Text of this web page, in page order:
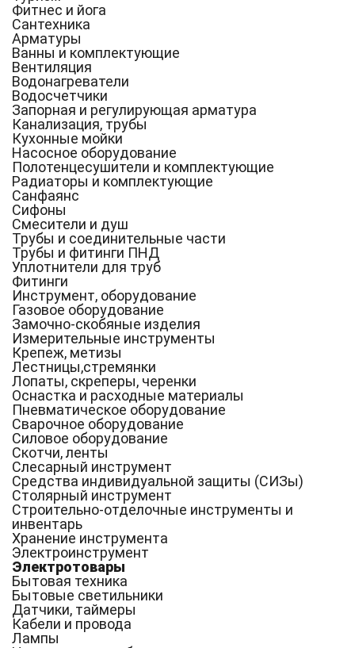
Фитнес и йога
Сантехника
Арматуры
Ванны и комплектующие
Вентиляция
Водонагреватели
Водосчетчики
Запорная и регулирующая арматура
Канализация, трубы
Кухонные мойки
Насосное оборудование
Полотенцесушители и комплектующие
Радиаторы и комплектующие
Санфаянс
Сифоны
Смесители и душ
Трубы и соединительные части
Трубы и фитинги ПНД
Уплотнители для труб
Фитинги
Инструмент, оборудование
Газовое оборудование
Замочно-скобяные изделия
Измерительные инструменты
Крепеж, метизы
Лестницы,стремянки
Лопаты, скреперы, черенки
Оснастка и расходные материалы
Пневматическое оборудование
Сварочное оборудование
Силовое оборудование
Скотчи, ленты
Слесарный инструмент
Средства индивидуальной защиты (СИЗы)
Столярный инструмент
Строительно-отделочные инструменты и
инвентарь
Хранение инструмента
Электроинструмент
Электротовары
Бытовая техника
Бытовые светильники
Датчики, таймеры
Кабели и провода
Лампы